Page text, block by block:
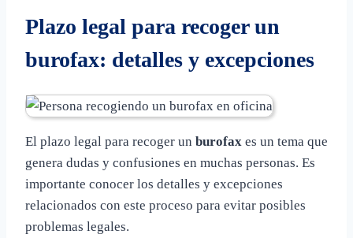
Plazo legal para recoger un
burofax: detalles y excepciones
El plazo legal para recoger un burofax es un tema que
genera dudas y confusiones en muchas personas. Es
importante conocer los detalles y excepciones
relacionados con este proceso para evitar posibles
problemas legales.